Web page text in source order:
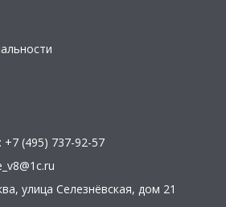
+7 (495) 737-92-57
, улица Селезнёвская, дом 21